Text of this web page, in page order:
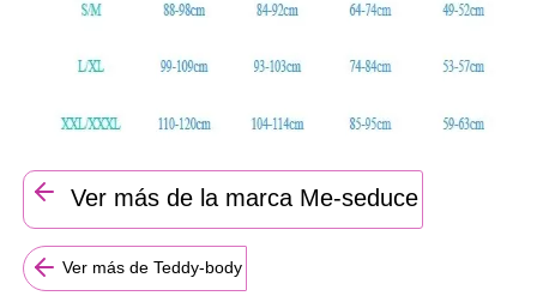
Ver más de la marca Me-seduce
Ver más de Teddy-body